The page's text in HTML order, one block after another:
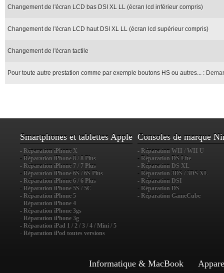
Changement de l'écran LCD bas DSI XL LL (écran lcd inférieur compris)
Changement de l'écran LCD haut DSI XL LL (écran lcd supérieur compris)
Changement de l'écran tactile
Pour toute autre prestation comme par exemple boutons HS ou autres... :
Smartphones et tablettes Apple
- Réparation iPhone X
- Réparation iPhone 8 / 8 Plus
- Réparation iPhone 7 / 7 Plus
- Réparation iPhone 6S / 6S Plus
- Réparation iPhone 6 / 6 Plus
- Réparation iPhone 5S / 5C
- Réparation iPhone 5
- Réparation iPhone 4
- Réparation iPhone 3gs
- Réparation iPhone 3g
- Réparation iPad 1 / 2 / 3 / 4 / Mini / 5
- Réparation iPod toutes versions
Consoles de marque
- Réparation WII / WII U
- Réparation DS Lite
- Réparation DS XL
- Réparation 3DS / 3DS XL
- Réparation DSI
- Réparation DS
- Réparation GameCube
Informatique & MacBook